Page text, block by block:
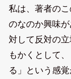
私は、著者の
のなのか興味
対して反対の
もかくとして
る」という感